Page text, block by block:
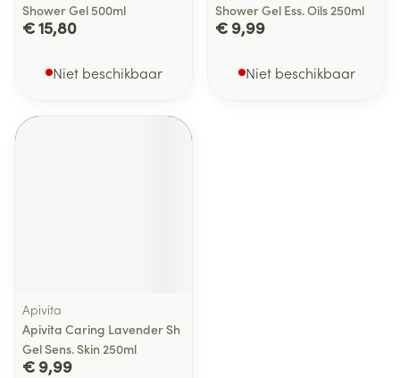
Shower Gel 500ml
€ 15,80
Niet beschikbaar
Shower Gel Ess. Oils 250ml
€ 9,99
Niet beschikbaar
Apivita
Apivita Caring Lavender Sh
Gel Sens. Skin 250ml
€ 9,99